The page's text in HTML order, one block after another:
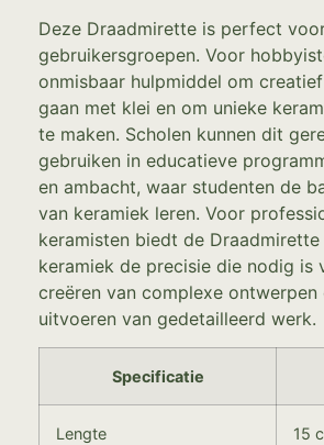
Deze Draadmirette is perfect
gebruikersgroepen. Voor
onmisbaar hulpmiddel om
gaan met klei en om unieke
te maken. Scholen kunnen dit
gebruiken in educatieve
en ambacht, waar studenten de
van keramiek leren. Voor
keramisten biedt de
keramiek de precisie die nodig is
creëren van complexe ontwerpen
uitvoeren van gedetailleerd werk.
Specificatie
Lengte 15